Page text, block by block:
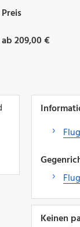
Preis
ab 209,00 €
Keinen